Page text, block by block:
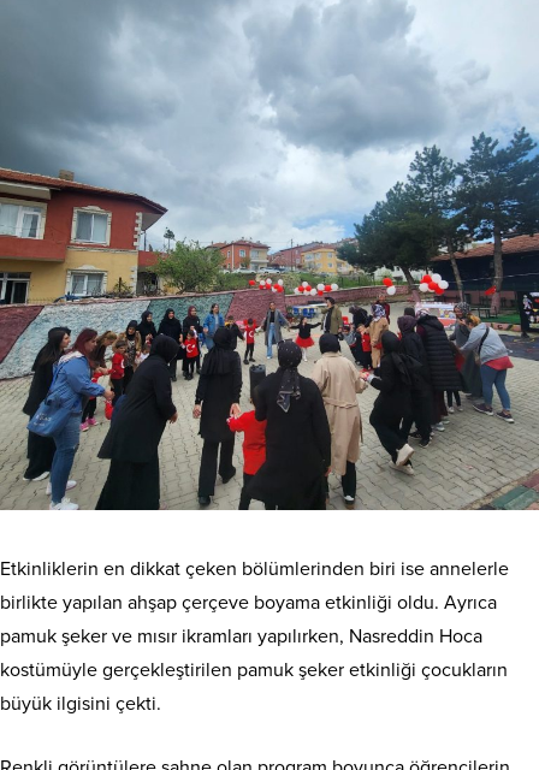
Etkinliklerin en dikkat çeken bölümlerinden biri ise annelerle
birlikte yapılan ahşap çerçeve boyama etkinliği oldu. Ayrıca
pamuk şeker ve mısır ikramları yapılırken, Nasreddin Hoca
kostümüyle gerçekleştirilen pamuk şeker etkinliği çocukların
büyük ilgisini çekti.